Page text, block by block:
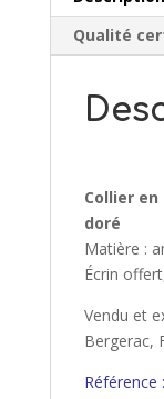
Qualité
Collier
doré
Matière :
Écrin
Vendu et
Bergerac,
Référence